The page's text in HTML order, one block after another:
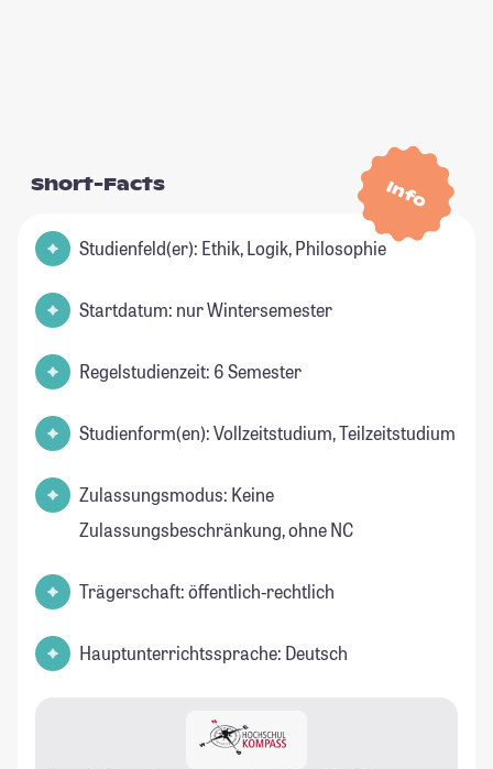
Info
Short-Facts
Studienfeld(er): Ethik, Logik, Philosophie
Startdatum: nur Wintersemester
Regelstudienzeit: 6 Semester
Studienform(en): Vollzeitstudium, Teilzeitstudium
Zulassungsmodus: Keine
Zulassungsbeschränkung, ohne NC
Trägerschaft: öffentlich-rechtlich
Hauptunterrichtssprache: Deutsch